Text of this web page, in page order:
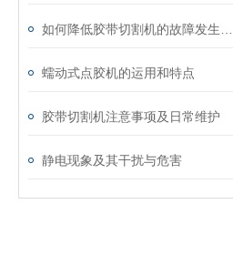
蠕动式点胶机的运用和特点
胶带切割机注意事项及日常维护
静电现象及其干扰与危害